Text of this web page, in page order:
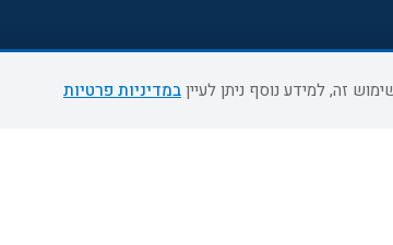
במדיניות פרטיות